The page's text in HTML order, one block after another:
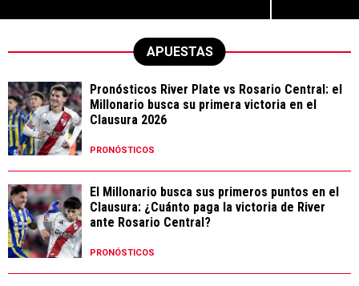
APUESTAS
Pronósticos River Plate vs Rosario Central: el
Millonario busca su primera victoria en el
Clausura 2026
PRONÓSTICOS
El Millonario busca sus primeros puntos en el
Clausura: ¿Cuánto paga la victoria de River
ante Rosario Central?
PRONÓSTICOS